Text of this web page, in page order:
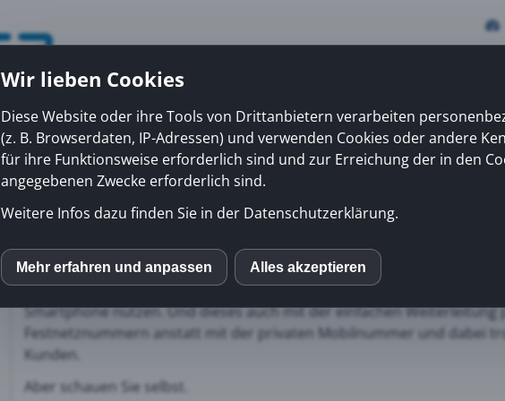
Managed Services Erfolge News Kiosk Über uns
APP einfach
Alle Kunden vonpeoplefone HOSTEDkönnen die peoplefone APP für
herunterladen und die Business Funktionen wie Kurzwahlen,
Smartphone nutzen. Und dieses auch mit der einfachen Weiterleitung
Festnetznummern anstatt mit der privaten Mobilnummer und dabei
Kunden.
Aber schauen Sie selbst.
Wir lieben Cookies
Diese Website oder ihre Tools von Drittanbietern verarbeiten
(z. B. Browserdaten, IP-Adressen) und verwenden Cookies oder andere
für ihre Funktionsweise erforderlich sind und zur Erreichung der in den
angegebenen Zwecke erforderlich sind.
Weitere Infos dazu finden Sie in der Datenschutzerklärung.
inCMS
Matomo (Piwik)
Youtube
Mehr erfahren und anpassen Alles akzeptieren